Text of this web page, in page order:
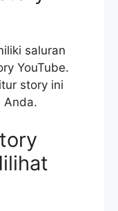
saluran
YouTube.
story ini
Anda.